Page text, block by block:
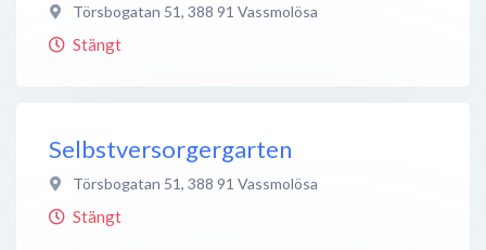
Törsbogatan 51, 388 91 Vassmolösa
Stängt
Selbstversorgergarten
Törsbogatan 51, 388 91 Vassmolösa
Stängt